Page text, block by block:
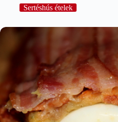
Sertéshús ételek